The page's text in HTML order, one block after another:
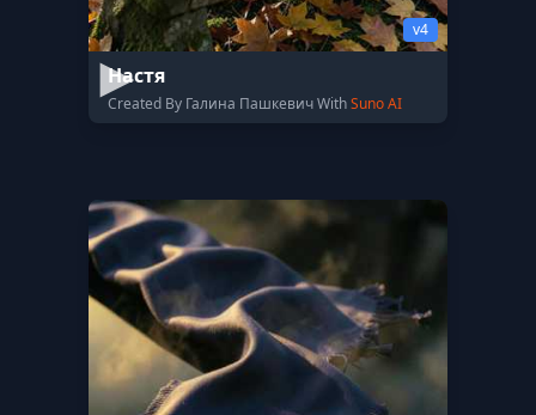
v4
Настя
Created By Галина Пашкевич WithSuno AI